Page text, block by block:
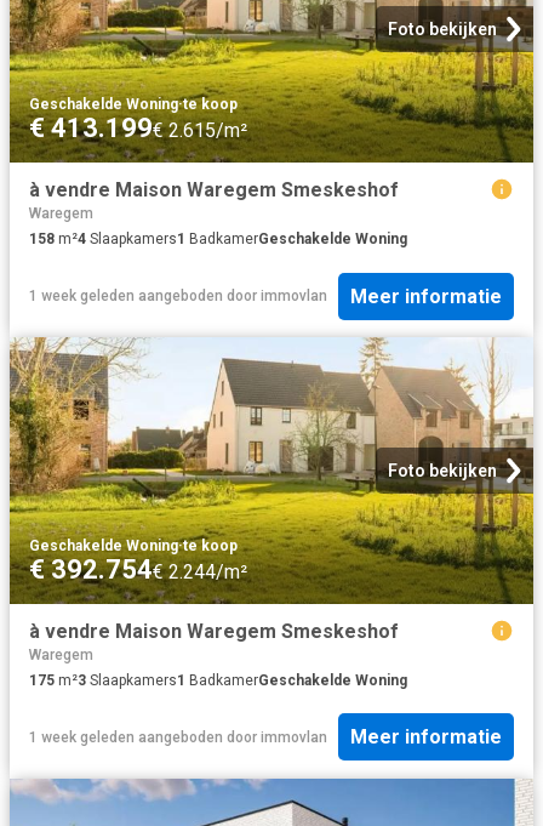
Foto bekijken
Geschakelde Woning·te koop
€ 413.199€ 2.615/m²
à vendre Maison Waregem Smeskeshof
Waregem
158 m²4 Slaapkamers1 BadkamerGeschakelde Woning
1 week geleden aangeboden door immovlan Meer informatie
Foto bekijken
Geschakelde Woning·te koop
€ 392.754€ 2.244/m²
à vendre Maison Waregem Smeskeshof
Waregem
175 m²3 Slaapkamers1 BadkamerGeschakelde Woning
1 week geleden aangeboden door immovlan Meer informatie